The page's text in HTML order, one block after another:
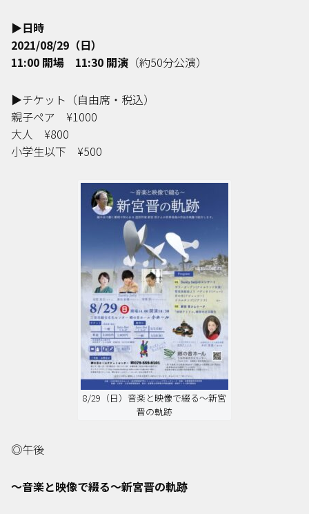
▶︎日時
2021/08/29 （日）
11:00 開場 11:30 開演 （約50分公演）
▶︎チケット（自由席・税込）
親子ペア ¥1000
大人 ¥800
小学生以下 ¥500
8/29（日）音楽と映像で綴る〜新宮
晋の軌跡
◎午後
〜音楽と映像で綴る〜新宮晋の軌跡